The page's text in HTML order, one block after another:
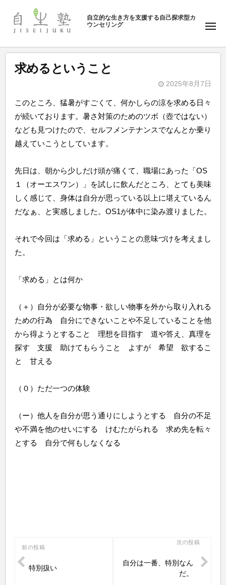
ン
自
塾
自立的な生き方を支援する自己探求型カ
ウンセリング
メ
ュ
ー
求めるということ
2025年8月7日
y
自
生
塾
このところ、猛暑がすごくて、何かしらの涼を求める日々
が続いております。暑さ対策のためのツボ（壺ではない）
なども見つけたので、セルフメンテナンスでなんとか乗り
越えていこうとしています。
先日は、朝から少しだけ頭が痛くて、職場にあった「OS
１（オーエスワン）」を試しに飲んだところ、とても美味
しく感じて、身体は自分が思っている以上に堪えているん
だなぁ、と実感しました。OS1が体中に染み渡りました。
それで今回は「求める」ということの意味づけを考えまし
た。
「求める」とは何か
（＋）自分が必要な物事・欲しい物事を外から取り入れる
ための行為 自分にできないことや不足していることを他
から得ようとすること 理想を目指す 道や答え、真理を
探す 支援 助けてもらうこと よすが 希望 欲するこ
と 甘える
（０）ただ一つの体験
（ー）他人を自分が思う通りにしようとする 自分の不足
や不満を他のせいにする けむたがられる 求め先を転々
とする 自分で何もしなくなる
投
稿
前の投稿
特別扱い
次の投稿
自分は一番、特別なん
だ。